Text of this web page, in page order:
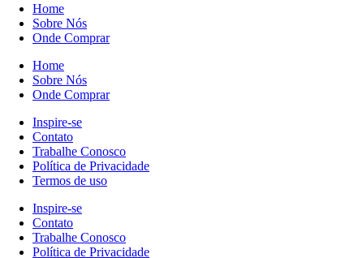
Home
Sobre Nós
Onde Comprar
Home
Sobre Nós
Onde Comprar
Inspire-se
Contato
Trabalhe Conosco
Política de Privacidade
Termos de uso
Inspire-se
Contato
Trabalhe Conosco
Política de Privacidade